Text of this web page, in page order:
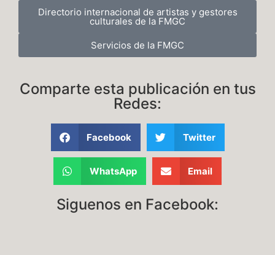
Directorio internacional de artistas y gestores
culturales de la FMGC
Servicios de la FMGC
Comparte esta publicación en tus
Redes:
Facebook Twitter
WhatsApp Email
Siguenos en Facebook: